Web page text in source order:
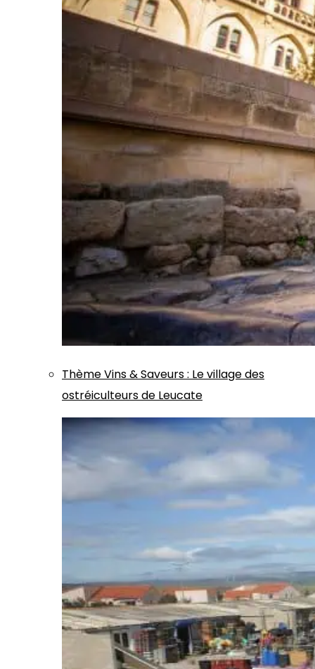
ThèmeVins & Saveurs: Le village des
ostréiculteurs de Leucate